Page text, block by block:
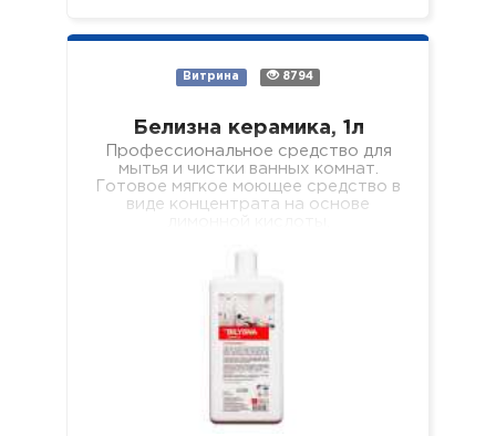
Витрина 8794
Белизна керамика, 1л
Профессиональное средство для
мытья и чистки ванных комнат.
Готовое мягкое моющее средство в
виде концентрата на основе
поверхностей с керамическим…